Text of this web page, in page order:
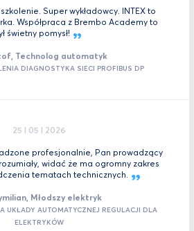
Super wykładowcy. INTEX to
Współpraca z Brembo Academy to
świetny pomysł!
Technolog automatyk
DIAGNOSTYKA SIECI PROFIBUS DP
25 I 05 I 2026
profesjonalnie, Pan prowadzący
widać że ma ogromny zakres
tematachtechnicznych.
Młodszy elektryk
UKŁADY AUTOMATYCZNEJ REGULACJI DLA
ELEKTRYKÓW